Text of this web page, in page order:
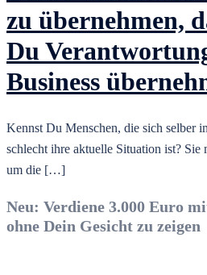
zu übernehmen,
Du
Business
Kennst Du Menschen, die sich selber
schlecht ihre aktuelle Situation ist? Sie
um die […]
Neu: Verdiene 3.000 Euro
ohne Dein Gesicht zu zeigen